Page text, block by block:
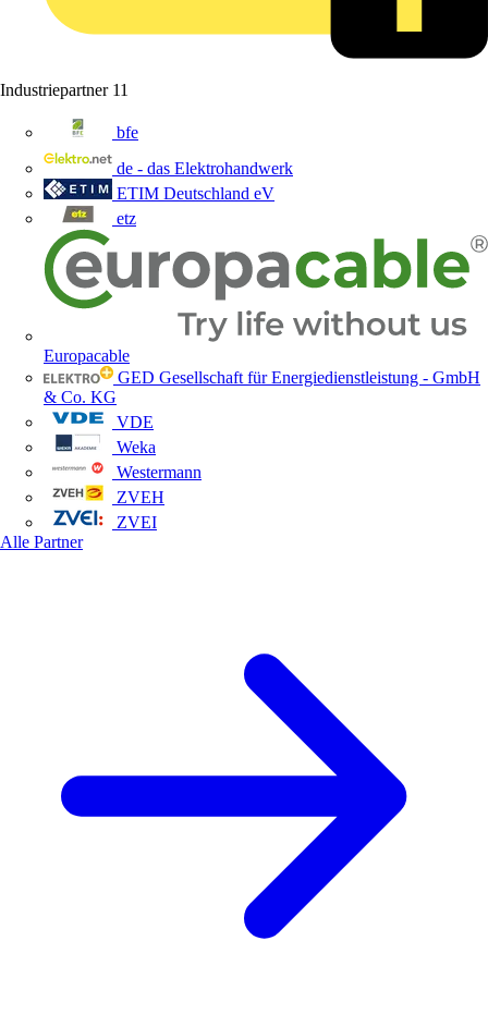
Industriepartner 11
bfe
de - das Elektrohandwerk
ETIM Deutschland eV
etz
Europacable
GED Gesellschaft für Energiedienstleistung - GmbH
& Co. KG
VDE
Weka
Westermann
ZVEH
ZVEI
Alle Partner